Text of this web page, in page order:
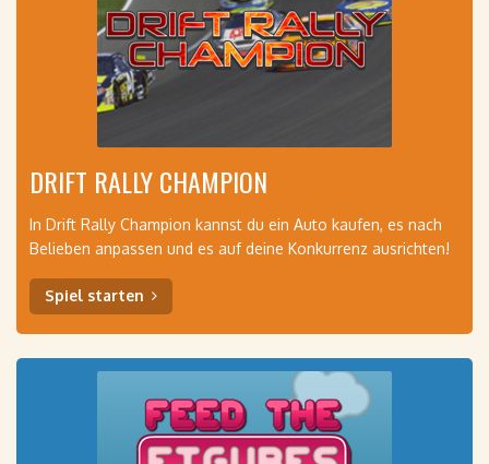
DRIFT RALLY CHAMPION
In Drift Rally Champion kannst du ein Auto kaufen, es nach
Belieben anpassen und es auf deine Konkurrenz ausrichten!
Spiel starten